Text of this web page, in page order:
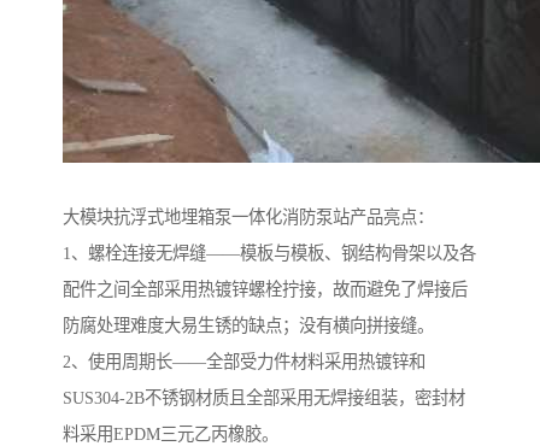
大模块抗浮式地埋箱泵一体化消防泵站产品亮点：
1、螺栓连接无焊缝——模板与模板、钢结构骨架以及各
配件之间全部采用热镀锌螺栓拧接，故而避免了焊接后
防腐处理难度大易生锈的缺点；没有横向拼接缝。
​2、使用周期长——全部受力件材料采用热镀锌和
SUS304-2B不锈钢材质且全部采用无焊接组装，密封材
料采用EPDM三元乙丙橡胶。